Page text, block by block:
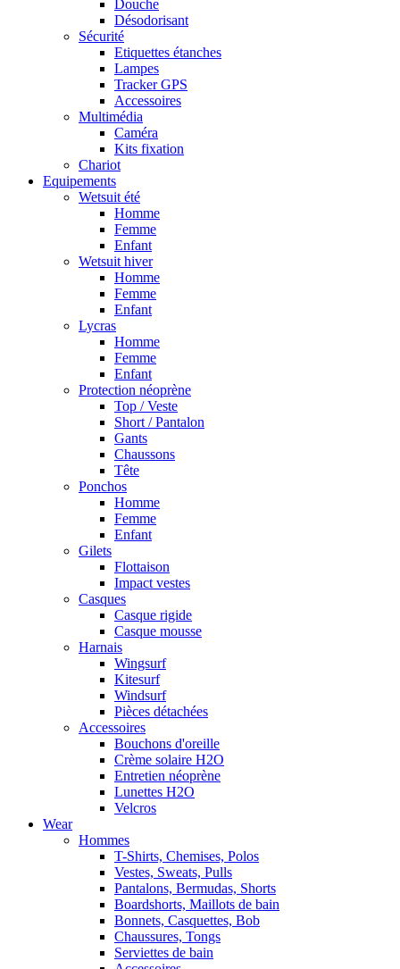
Douche
Désodorisant
Sécurité
Etiquettes étanches
Lampes
Tracker GPS
Accessoires
Multimédia
Caméra
Kits fixation
Chariot
Equipements
Wetsuit été
Homme
Femme
Enfant
Wetsuit hiver
Homme
Femme
Enfant
Lycras
Homme
Femme
Enfant
Protection néoprène
Top / Veste
Short / Pantalon
Gants
Chaussons
Tête
Ponchos
Homme
Femme
Enfant
Gilets
Flottaison
Impact vestes
Casques
Casque rigide
Casque mousse
Harnais
Wingsurf
Kitesurf
Windsurf
Pièces détachées
Accessoires
Bouchons d'oreille
Crème solaire H2O
Entretien néoprène
Lunettes H2O
Velcros
Wear
Hommes
T-Shirts, Chemises, Polos
Vestes, Sweats, Pulls
Pantalons, Bermudas, Shorts
Boardshorts, Maillots de bain
Bonnets, Casquettes, Bob
Chaussures, Tongs
Serviettes de bain